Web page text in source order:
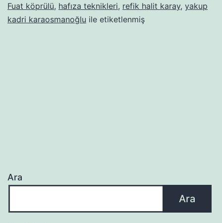
Fuat köprülü, hafıza teknikleri, refik halit karay, yakup
kadri karaosmanoğlu ile etiketlenmiş
Ara
Ara